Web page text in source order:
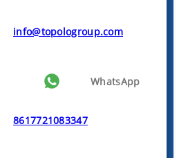
info@topologroup.com
WhatsApp
8617721083347